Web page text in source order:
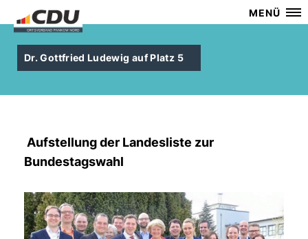
MENÜ
Dr. Gottfried Ludewig auf Platz 5
Aufstellung der Landesliste zur
Bundestagswahl